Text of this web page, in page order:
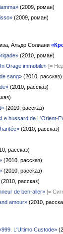
(2009, роман)
(2009, роман)
Альдо Солиани
(2010, роман)
Orage immobile» [=
sang» (2010, рассказ)
(2010, рассказ)
(2010, рассказ)
hussard de L'Orient-
(2010, рассказ)
рассказ)
(2010, рассказ)
(2010, рассказ)
(2010, рассказ)
de ben-aller» [=
amour» (2010,
L'Ultimo Custode»